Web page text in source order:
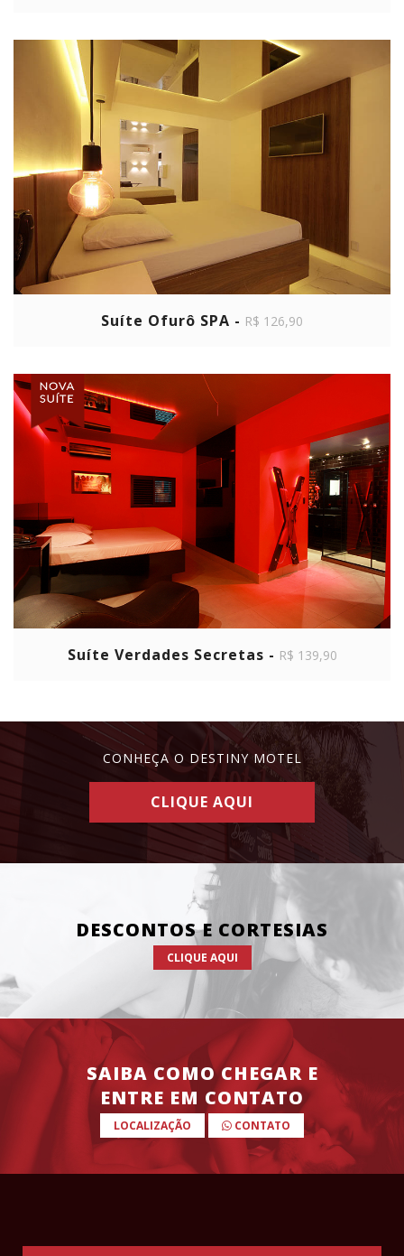
Suíte Ofurô SPA - R$ 126,90
Suíte Verdades Secretas - R$ 139,90
CONHEÇA O DESTINY MOTEL
CLIQUE AQUI
DESCONTOS E CORTESIAS
CLIQUE AQUI
SAIBA COMO CHEGAR E
ENTRE EM CONTATO
LOCALIZAÇÃO CONTATO